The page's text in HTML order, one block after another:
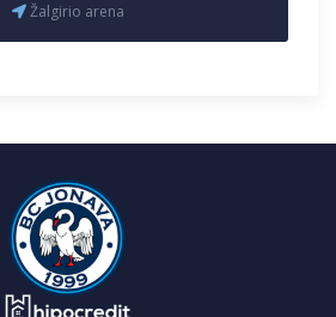
Žalgirio arena